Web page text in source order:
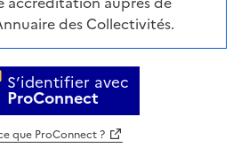
des Collectivités.
S’identifier avec
ProConnect
que ProConnect ?